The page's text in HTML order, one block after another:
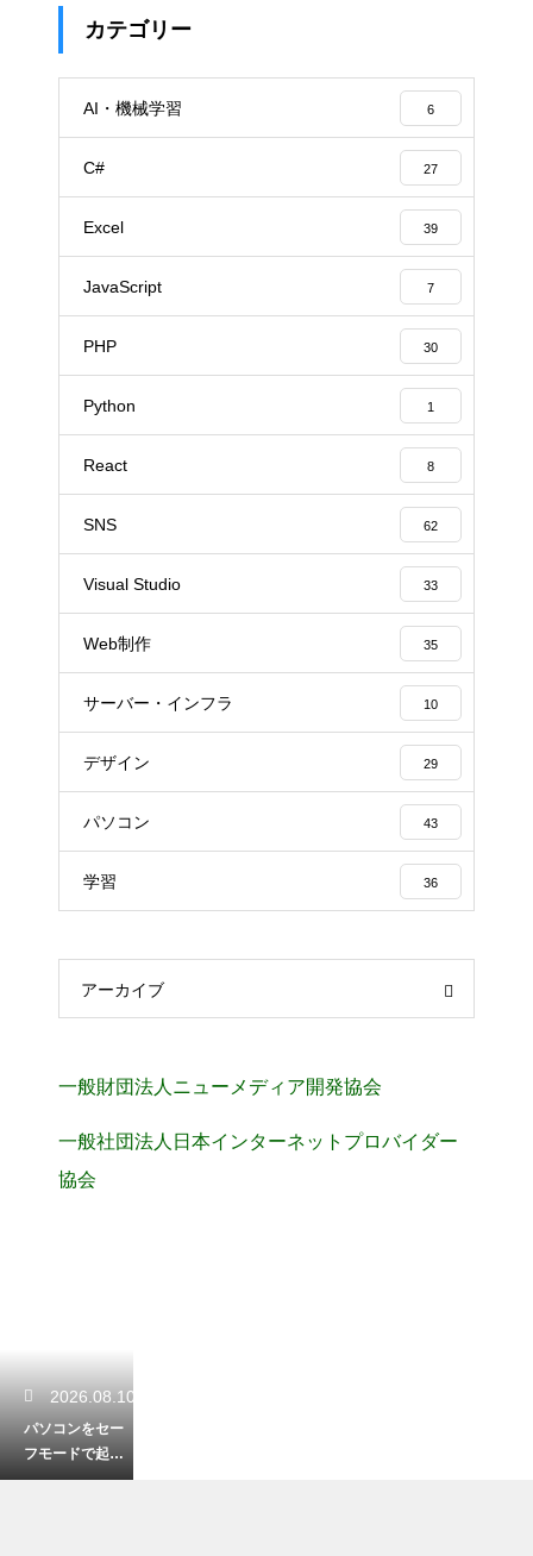
カテゴリー
AI・機械学習 6
C# 27
Excel 39
JavaScript 7
PHP 30
Python 1
React 8
SNS 62
Visual Studio 33
Web制作 35
サーバー・インフラ 10
デザイン 29
パソコン 43
学習 36
アーカイブ
一般財団法人ニューメディア開発協会
一般社団法人日本インターネットプロバイダー
協会
2026.08.10
パソコンをセー
フモードで起動
する理由！不具